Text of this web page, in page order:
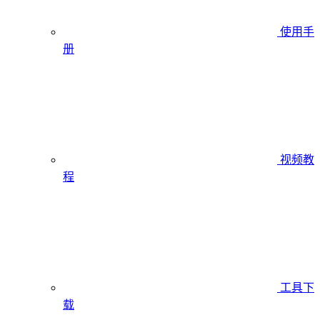
使用手
册
视频教
程
工具下
载